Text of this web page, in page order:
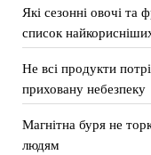
Які сезонні овочі та
список
Не всі продукти
приховану небезпеку
Магнітна буря не
людям